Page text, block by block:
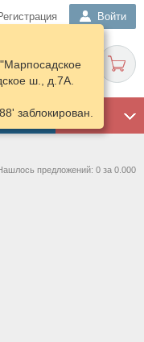
Войти
ГАРАЖ
ш., д.7А.
заблокирован.
предложений: 0 за 0.000